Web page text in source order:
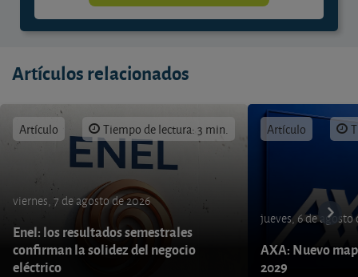
Artículos relacionados
Artículo Tiempo de lectura: 3 min.
viernes, 7 de agosto de 2026
Enel: los resultados semestrales
confirman la solidez del negocio
eléctrico
Artículo
jueves, 6 de agosto
AXA: Nuevo
2029